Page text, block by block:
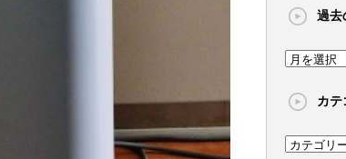
過去
過
の
事
カテ
カ